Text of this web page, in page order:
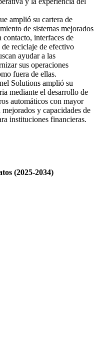
amplió su cartera de
de sistemas mejorados
contacto, interfaces de
reciclaje de efectivo
ayudar a las
sus operaciones
fuera de ellas.
Solutions amplió su
mediante el desarrollo de
automáticos con mayor
y capacidades de
instituciones financieras.
(2025-2034)